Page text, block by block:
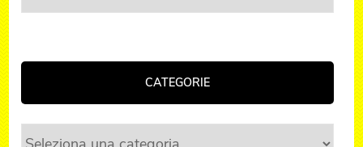
CATEGORIE
Categorie